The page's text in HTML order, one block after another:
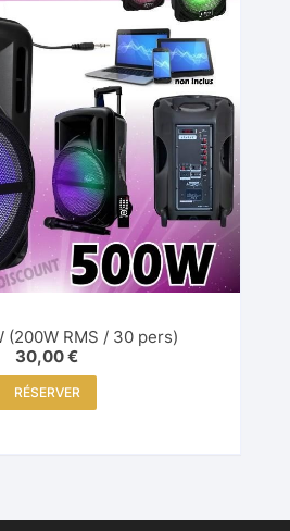
(200W RMS / 30 pers)
30,00€
RÉSERVER